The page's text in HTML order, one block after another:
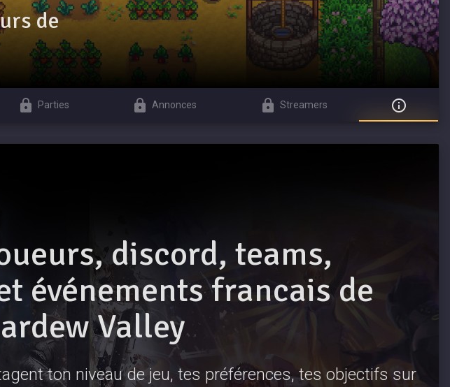
de
Parties Annonces Streamers
discord, teams,
événements francais de
Valley
ton niveau de jeu, tes préférences, tes objectifs sur